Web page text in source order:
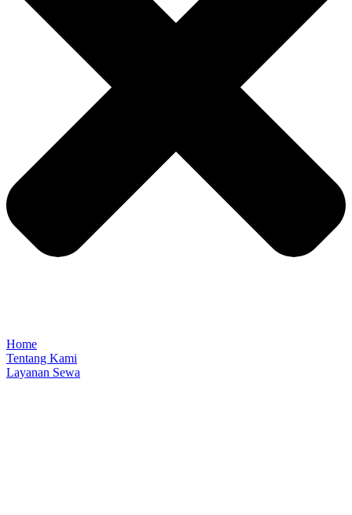
Home
Tentang Kami
Layanan Sewa